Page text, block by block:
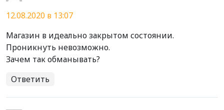
12.08.2020 в 13:07
Магазин в идеально закрытом состоянии.
Проникнуть невозможно.
Зачем так обманывать?
Ответить